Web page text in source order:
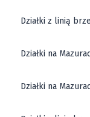
Działki z linią
Działki na
Działki na